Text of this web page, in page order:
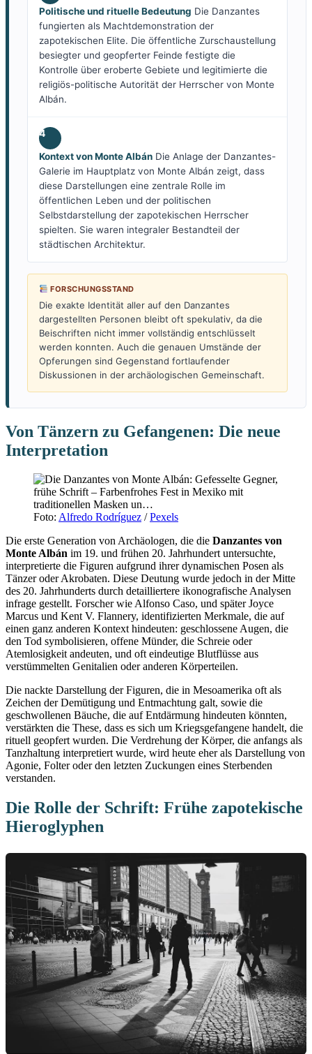
Politische und rituelle Bedeutung Die Danzantes
fungierten als Machtdemonstration der
zapotekischen Elite. Die öffentliche Zurschaustellung
besiegter und geopferter Feinde festigte die
Kontrolle über eroberte Gebiete und legitimierte die
religiös-politische Autorität der Herrscher von Monte
Albán.
4
Kontext von Monte Albán Die Anlage der Danzantes-
Galerie im Hauptplatz von Monte Albán zeigt, dass
diese Darstellungen eine zentrale Rolle im
öffentlichen Leben und der politischen
Selbstdarstellung der zapotekischen Herrscher
spielten. Sie waren integraler Bestandteil der
städtischen Architektur.
FORSCHUNGSSTAND
Die exakte Identität aller auf den Danzantes
dargestellten Personen bleibt oft spekulativ, da die
Beischriften nicht immer vollständig entschlüsselt
werden konnten. Auch die genauen Umstände der
Opferungen sind Gegenstand fortlaufender
Diskussionen in der archäologischen Gemeinschaft.
Von Tänzern zu Gefangenen: Die neue
Interpretation
Foto: Alfredo Rodríguez /Pexels
Die erste Generation von Archäologen, die die Danzantes von
Monte Albán im 19. und frühen 20. Jahrhundert untersuchte,
interpretierte die Figuren aufgrund ihrer dynamischen Posen als
Tänzer oder Akrobaten. Diese Deutung wurde jedoch in der Mitte
des 20. Jahrhunderts durch detailliertere ikonografische Analysen
infrage gestellt. Forscher wie Alfonso Caso, und später Joyce
Marcus und Kent V. Flannery, identifizierten Merkmale, die auf
einen ganz anderen Kontext hindeuten: geschlossene Augen, die
den Tod symbolisieren, offene Münder, die Schreie oder
Atemlosigkeit andeuten, und oft eindeutige Blutflüsse aus
verstümmelten Genitalien oder anderen Körperteilen.
Die nackte Darstellung der Figuren, die in Mesoamerika oft als
Zeichen der Demütigung und Entmachtung galt, sowie die
geschwollenen Bäuche, die auf Entdärmung hindeuten könnten,
verstärkten die These, dass es sich um Kriegsgefangene handelt, die
rituell geopfert wurden. Die Verdrehung der Körper, die anfangs als
Tanzhaltung interpretiert wurde, wird heute eher als Darstellung von
Agonie, Folter oder den letzten Zuckungen eines Sterbenden
verstanden.
Die Rolle der Schrift: Frühe zapotekische
Hieroglyphen